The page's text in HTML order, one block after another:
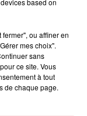
Maud
souffrirait
ou affiner en
mes choix".
sans
ce site. Vous
à tout
de chaque page.